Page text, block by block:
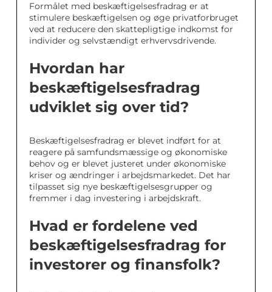
Formålet med beskæftigelsesfradrag er at
stimulere beskæftigelsen og øge privatforbruget
ved at reducere den skattepligtige indkomst for
individer og selvstændigt erhvervsdrivende.
Hvordan har
beskæftigelsesfradrag
udviklet sig over tid?
Beskæftigelsesfradrag er blevet indført for at
reagere på samfundsmæssige og økonomiske
behov og er blevet justeret under økonomiske
kriser og ændringer i arbejdsmarkedet. Det har
tilpasset sig nye beskæftigelsesgrupper og
fremmer i dag investering i arbejdskraft.
Hvad er fordelene ved
beskæftigelsesfradrag for
investorer og finansfolk?